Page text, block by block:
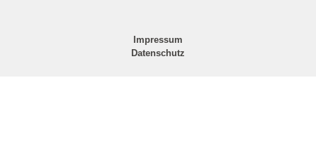
Impressum
Datenschutz